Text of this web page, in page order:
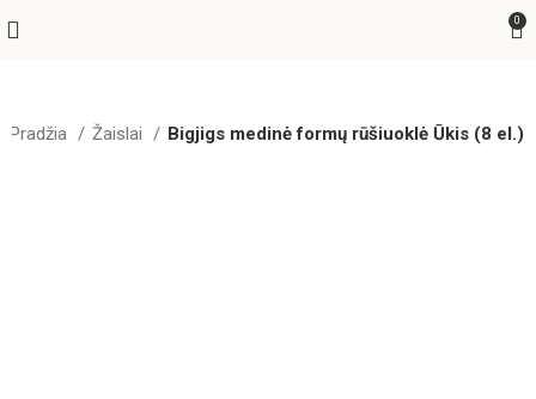
0
Pradžia Žaislai Bigjigs medinė formų rūšiuoklė Ūkis (8 el.)